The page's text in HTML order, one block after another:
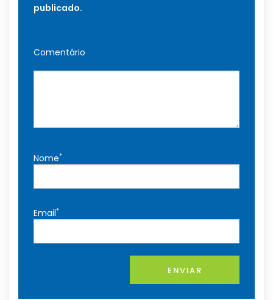
publicado.
Comentário
Nome*
Email*
ENVIAR